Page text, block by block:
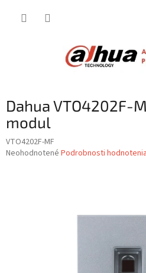
Dahua VTO4202F-
modul
VTO4202F-MF
Priemerné
Neohodnotené Podrobnosti hodnotenia